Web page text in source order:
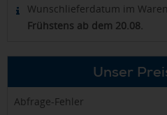
Wunschlieferdatum im
Frühstens ab dem 20.08.
Unser
Abfrage-Fehler